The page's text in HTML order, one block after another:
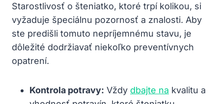
Starostlivosť o šteniatko, ktoré trpí kolikou, si
vyžaduje špeciálnu pozornosť a znalosti. Aby
ste predišli tomuto nepríjemnému stavu, je
dôležité dodržiavať niekoľko preventívnych
opatrení.
Kontrola potravy: Vždy dbajte na kvalitu a